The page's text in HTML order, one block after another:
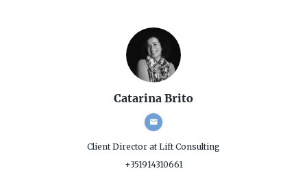
Catarina Brito
Client Director at Lift Consulting
+351914310661